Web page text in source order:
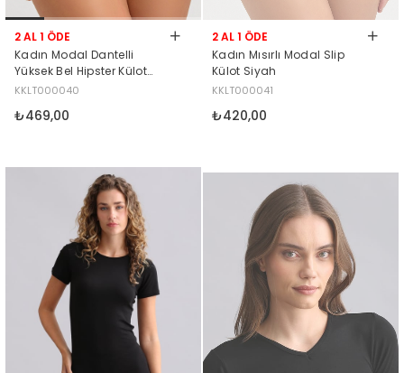
2 AL 1 ÖDE
Kadın Modal Dantelli
Yüksek Bel Hipster Külot
Siyah
KKLT000040
₺469,00
2 AL 1 ÖDE
Kadın Mısırlı Modal Slip
Külot Siyah
KKLT000041
₺420,00